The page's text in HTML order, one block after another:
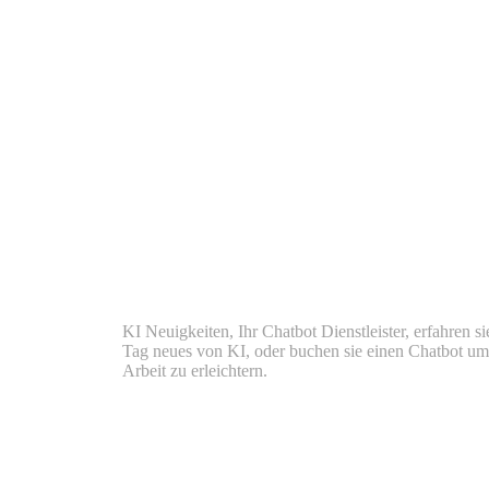
KI Neuigkeiten, Ihr Chatbot Dienstleister, erfahren
Tag neues von KI, oder buchen sie einen Chatbot
Arbeit zu erleichtern.